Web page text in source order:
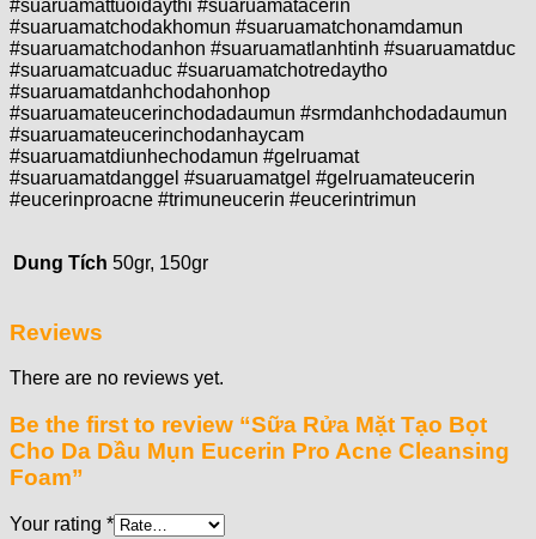
#suaruamattuoidaythi #suaruamatacerin
#suaruamatchodakhomun #suaruamatchonamdamun
#suaruamatchodanhon #suaruamatlanhtinh #suaruamatduc
#suaruamatcuaduc #suaruamatchotredaytho
#suaruamatdanhchodahonhop
#suaruamateucerinchodadaumun #srmdanhchodadaumun
#suaruamateucerinchodanhaycam
#suaruamatdiunhechodamun #gelruamat
#suaruamatdanggel #suaruamatgel #gelruamateucerin
#eucerinproacne #trimuneucerin #eucerintrimun
Dung Tích 50gr, 150gr
Reviews
There are no reviews yet.
Be the first to review “Sữa Rửa Mặt Tạo Bọt
Cho Da Dầu Mụn Eucerin Pro Acne Cleansing
Foam”
Your rating *